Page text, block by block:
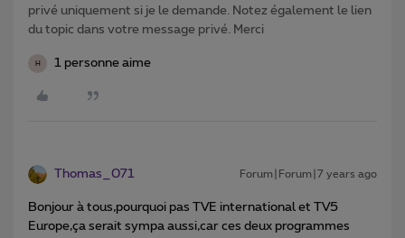
privé uniquement si je le demande. Notez également le lien
du topic dans votre message privé. Merci
H 1 personne aime
Thomas_071 Forum|Forum|7 years ago
Bonjour à tous,pourquoi pas TVE international et TV5
Europe,ça serait sympa aussi,car ces deux programmes